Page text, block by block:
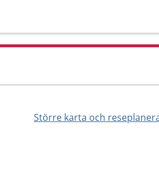
Större karta och